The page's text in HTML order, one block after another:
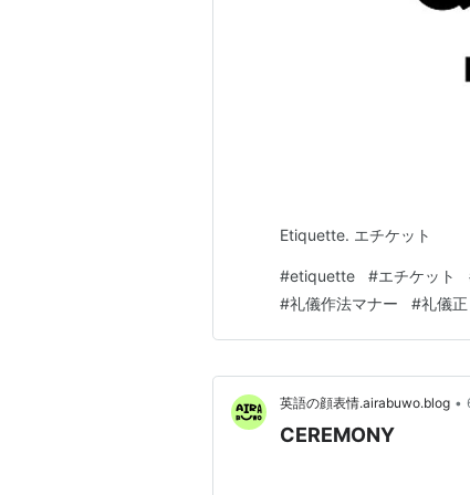
Etiquette. エチケット
#etiquette #エチケット
#礼儀作法マナー #礼儀正
英語の顔表情.airabuwo.blog •
CEREMONY